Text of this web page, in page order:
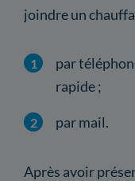
joindre un
par
rapide ;
par mail.
Après avoir